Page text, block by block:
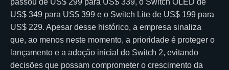
US$ 349 para US$ 399 e o Switch Lite de US$ 199 para
US$ 229. Apesar desse histórico, a empresa sinaliza
que, ao menos neste momento, a prioridade é proteger o
lançamento e a adoção inicial do Switch 2, evitando
decisões que possam comprometer o crescimento da